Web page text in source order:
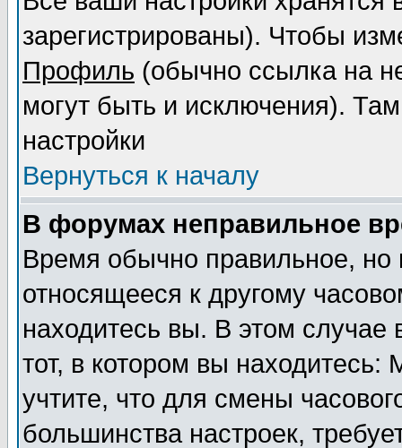
зарегистрированы). Чтобы
Профиль (обычно ссылка на
могут быть и исключения).
настройки
Вернуться к началу
В форумах неправильное
Время обычно правильное,
относящееся к другому
находитесь вы. В этом
тот, в котором вы
учтите, что для смены
большинства настроек,